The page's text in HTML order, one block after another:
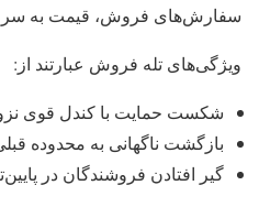
سفارش‌های فروش، قیمت به‌
ویژگی‌های تله فروش عبارتند از:
شکست حمایت با کندل قوی
بازگشت ناگهانی به محدوده
گیر افتادن فروشندگان در